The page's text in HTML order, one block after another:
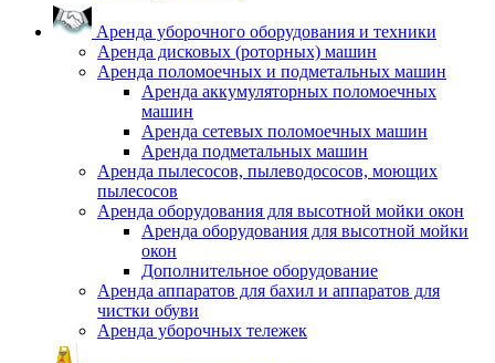
Аренда уборочного оборудования и техники
Аренда дисковых (роторных) машин
Аренда поломоечных и подметальных машин
Аренда аккумуляторных поломоечных
машин
Аренда сетевых поломоечных машин
Аренда подметальных машин
Аренда пылесосов, пылеводососов, моющих
пылесосов
Аренда оборудования для высотной мойки окон
Аренда оборудования для высотной мойки
окон
Дополнительное оборудование
Аренда аппаратов для бахил и аппаратов для
чистки обуви
Аренда уборочных тележек